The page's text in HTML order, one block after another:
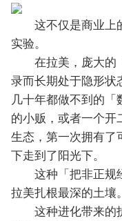
这不仅是商业上
实验。
在拉美，庞大的
录而长期处于隐形状
几十年都做不到的
的小贩，或者一个
生态，第一次拥有了
下走到了阳光下。
这种「把非正规
拉美扎根最深的土壤。
这种进化带来的